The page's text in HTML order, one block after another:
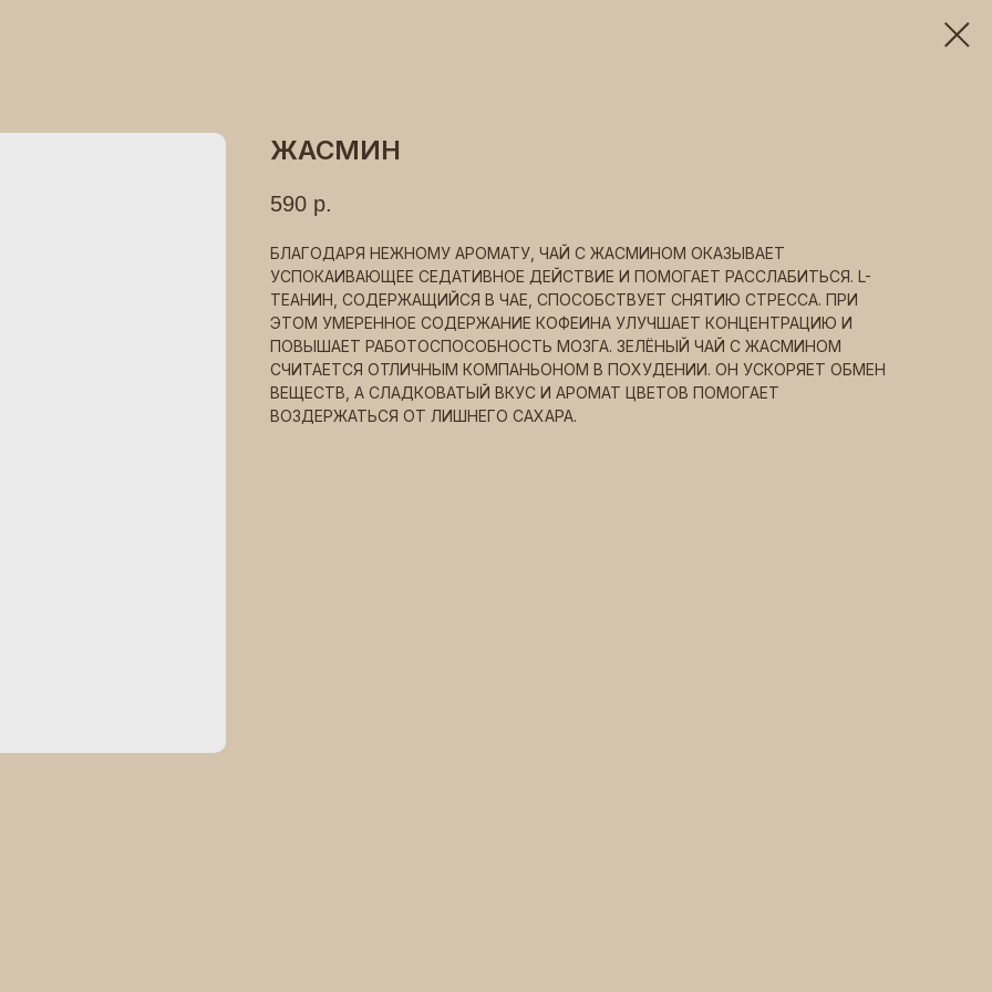
ЖАСМИН
590 р.
БЛАГОДАРЯ НЕЖНОМУ АРОМАТУ, ЧАЙ С ЖАСМИНОМ ОКАЗЫВАЕТ
УСПОКАИВАЮЩЕЕ СЕДАТИВНОЕ ДЕЙСТВИЕ И ПОМОГАЕТ РАССЛАБИТЬСЯ. L-
ТЕАНИН, СОДЕРЖАЩИЙСЯ В ЧАЕ, СПОСОБСТВУЕТ СНЯТИЮ СТРЕССА. ПРИ
ЭТОМ УМЕРЕННОЕ СОДЕРЖАНИЕ КОФЕИНА УЛУЧШАЕТ КОНЦЕНТРАЦИЮ И
ПОВЫШАЕТ РАБОТОСПОСОБНОСТЬ МОЗГА. ЗЕЛЁНЫЙ ЧАЙ С ЖАСМИНОМ
СЧИТАЕТСЯ ОТЛИЧНЫМ КОМПАНЬОНОМ В ПОХУДЕНИИ. ОН УСКОРЯЕТ ОБМЕН
ВЕЩЕСТВ, А СЛАДКОВАТЫЙ ВКУС И АРОМАТ ЦВЕТОВ ПОМОГАЕТ
ВОЗДЕРЖАТЬСЯ ОТ ЛИШНЕГО САХАРА.